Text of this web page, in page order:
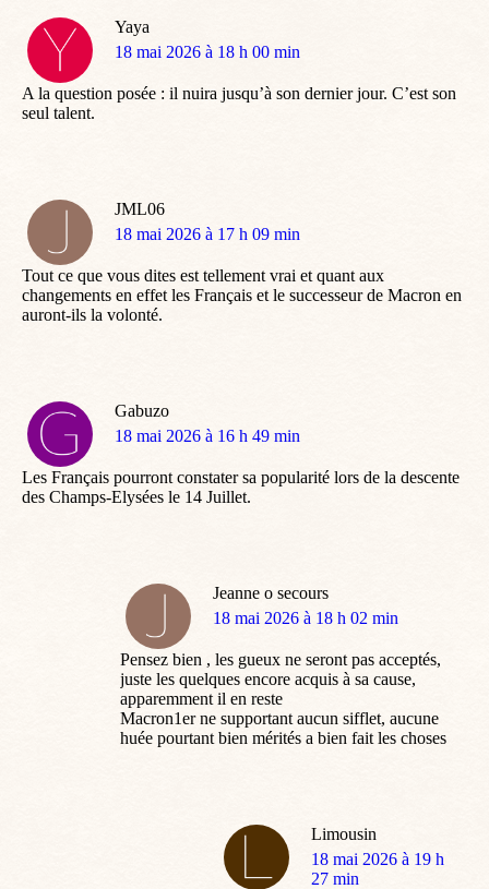
Yaya
dit
18 mai 2026 à 18 h 00 min
A la question posée : il nuira jusqu’à son dernier jour. C’est son
seul talent.
JML06
dit
18 mai 2026 à 17 h 09 min
Tout ce que vous dites est tellement vrai et quant aux
changements en effet les Français et le successeur de Macron en
auront-ils la volonté.
Gabuzo
dit
18 mai 2026 à 16 h 49 min
Les Français pourront constater sa popularité lors de la descente
des Champs-Elysées le 14 Juillet.
Jeanne o secours
dit
18 mai 2026 à 18 h 02 min
Pensez bien , les gueux ne seront pas acceptés,
juste les quelques encore acquis à sa cause,
apparemment il en reste
Macron1er ne supportant aucun sifflet, aucune
huée pourtant bien mérités a bien fait les choses
Limousin
dit
:
18 mai 2026 à 19 h
27 min